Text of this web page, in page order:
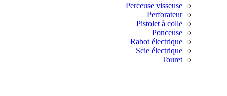
Perceuse visseuse
Perforateur
Pistolet à colle
Ponceuse
Rabot électrique
Scie électrique
Touret